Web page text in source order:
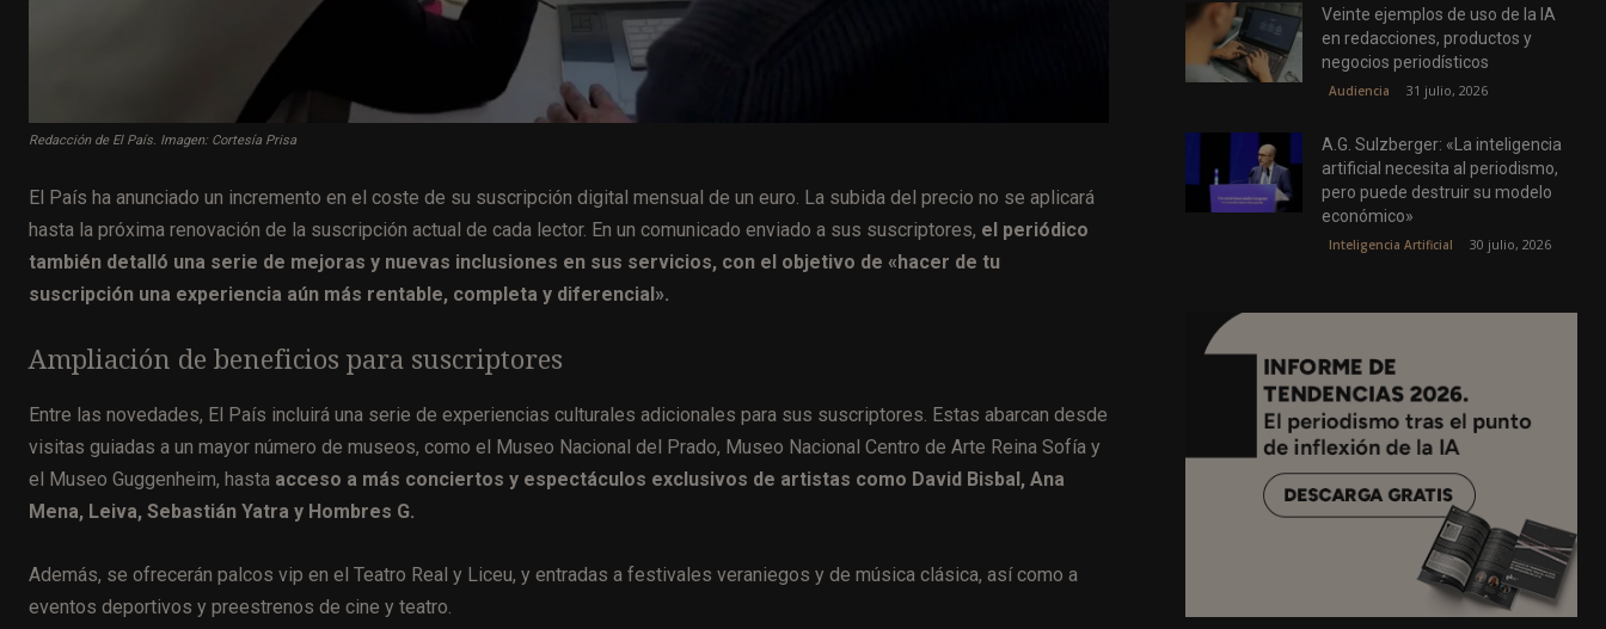
Redacción de El País. Imagen: Cortesía Prisa
El País ha anunciado un incremento en el coste de su suscripción digital mensual de un euro. La subida del precio no se aplicará
hasta la próxima renovación de la suscripción actual de cada lector. En un comunicado enviado a sus suscriptores, el periódico
también detalló una serie de mejoras y nuevas inclusiones en sus servicios, con el objetivo de «hacer de tu
suscripción una experiencia aún más rentable, completa y diferencial».
Ampliación de beneficios para suscriptores
Entre las novedades, El País incluirá una serie de experiencias culturales adicionales para sus suscriptores. Estas abarcan desde
visitas guiadas a un mayor número de museos, como el Museo Nacional del Prado, Museo Nacional Centro de Arte Reina Sofía y
el Museo Guggenheim, hasta acceso a más conciertos y espectáculos exclusivos de artistas como David Bisbal, Ana
Mena, Leiva, Sebastián Yatra y Hombres G.
Además, se ofrecerán palcos vip en el Teatro Real y Liceu, y entradas a festivales veraniegos y de música clásica, así como a
eventos deportivos y preestrenos de cine y teatro.
Veinte ejemplos de uso de la IA
en redacciones, productos y
negocios periodísticos
Audiencia 31 julio, 2026
A.G. Sulzberger: «La inteligencia
artificial necesita al periodismo,
pero puede destruir su modelo
económico»
Inteligencia Artificial 30 julio, 2026